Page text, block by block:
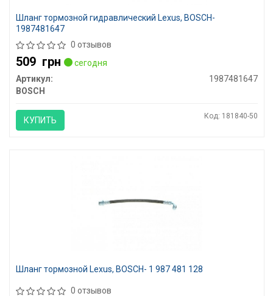
Шланг тормозной гидравлический Lexus, BOSCH-
1987481647
0 отзывов
509 грн
сегодня
Артикул:
1987481647
BOSCH
КУПИТЬ Код: 181840-50
Шланг тормозной Lexus, BOSCH- 1 987 481 128
0 отзывов